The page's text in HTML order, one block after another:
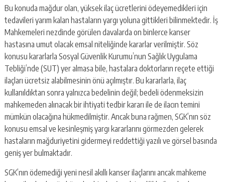
Bu konuda mağdur olan, yüksek ilaç ücretlerini ödeyemedikleri için
tedavileri yarım kalan hastaların yargı yoluna gittikleri bilinmektedir. İş
Mahkemeleri nezdinde görülen davalarda on binlerce kanser
hastasına umut olacak emsal niteliğinde kararlar verilmiştir. Söz
konusu kararlarla Sosyal Güvenlik Kurumu’nun Sağlık Uygulama
Tebliği’nde (SUT) yer almasa bile, hastalara doktorların reçete ettiği
ilaçları ücretsiz alabilmesinin önü açılmıştır. Bu kararlarla, ilaç
kullanıldıktan sonra yalnızca bedelinin değil; bedeli ödenmeksizin
mahkemeden alınacak bir ihtiyati tedbir kararı ile de ilacın temini
mümkün olacağına hükmedilmiştir. Ancak buna rağmen, SGK’nın söz
konusu emsal ve kesinleşmiş yargı kararlarını görmezden gelerek
hastaların mağduriyetini gidermeyi reddettiği yazılı ve görsel basında
geniş yer bulmaktadır.
SGK’nın ödemediği yeni nesil akıllı kanser ilaçlarını ancak mahkeme